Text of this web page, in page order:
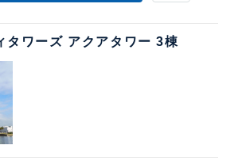
タワーズ アクアタワー 3棟